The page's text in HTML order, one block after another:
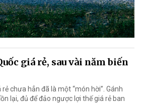
giá rẻ, sau vài năm biến
chưa hẳn đã là một “món hời”. Gánh
lại, đủ để đảo ngược lợi thế giá rẻ ban